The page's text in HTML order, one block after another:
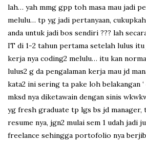
lah… yah mmg gpp toh masa mau jadi
melulu… tp yg jadi pertanyaan,
anda untuk jadi bos sendiri ??? lah
IT di 1-2 tahun pertama setelah lulus
kerja nya coding2 melulu… itu kan
lulus2 g da pengalaman kerja mau jd
kata2 ini sering ta pake loh belakangan
mksd nya diketawain dengan sinis
yg fresh graduate tp lgs bs jd manager,
resume nya, jgn2 mulai sem 1 udah jadi
freelance sehingga portofolio nya